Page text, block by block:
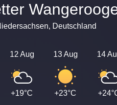
Deutschland
12 Aug
+19°C
13 Aug
+23°C
14